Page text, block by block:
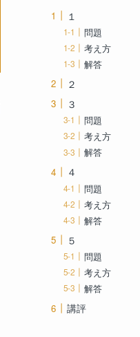
１
問題
考え方
解答
２
３
問題
考え方
解答
４
問題
考え方
解答
５
問題
考え方
解答
講評